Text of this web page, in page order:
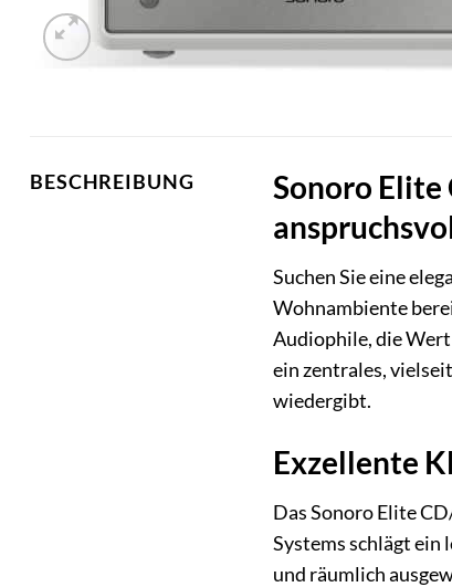
BESCHREIBUNG
Sonoro
Suchen Sie eine
Wohnambiente
Audiophile, die
ein zentrales,
wiedergibt.
Exzellente
Das Sonoro Elite
Systems schlägt ein
und räumlich